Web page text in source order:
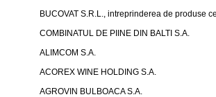
BUCOVAT S.R.L., intreprinderea de produse
COMBINATUL DE PIINE DIN BALTI S.A.
ALIMCOM S.A.
ACOREX WINE HOLDING S.A.
AGROVIN BULBOACA S.A.